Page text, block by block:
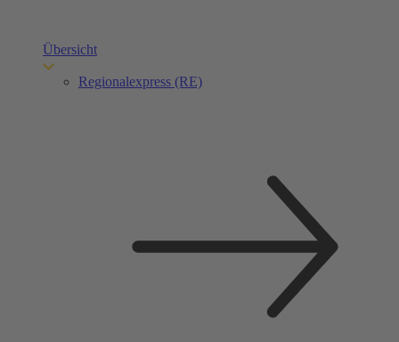
Übersicht
Regionalexpress (RE)